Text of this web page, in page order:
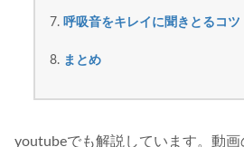
呼吸音をキレイに聞きとるコツ
まとめ
youtubeでも解説しています。動